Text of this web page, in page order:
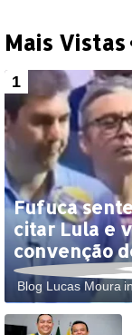
Mais Vistas
Fufuca
citar Lula e
convenção
Blog Lucas Moura